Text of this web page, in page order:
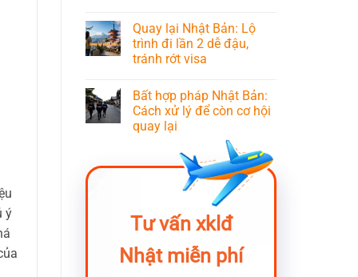
ý
Quay lại Nhật Bản: Lộ
trình đi lần 2 dễ đậu,
tránh rớt visa
Bất hợp pháp Nhật Bản:
Cách xử lý để còn cơ hội
quay lại
Tư vấn xklđ
Nhật miễn phí